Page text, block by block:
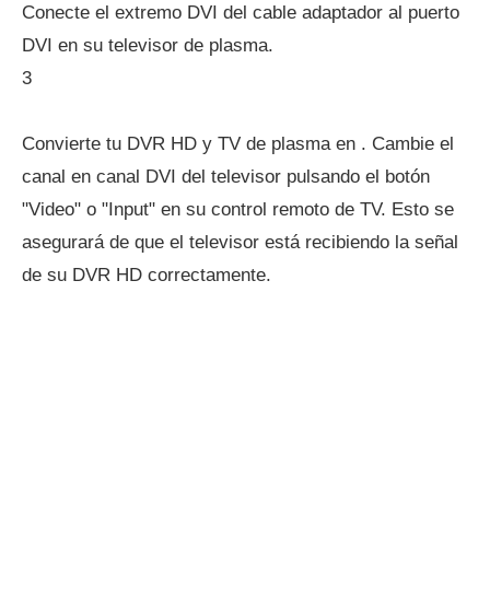
Conecte el extremo DVI del cable adaptador al puerto
DVI en su televisor de plasma.
3
Convierte tu DVR HD y TV de plasma en . Cambie el
canal en canal DVI del televisor pulsando el botón
"Video" o "Input" en su control remoto de TV. Esto se
asegurará de que el televisor está recibiendo la señal
de su DVR HD correctamente.